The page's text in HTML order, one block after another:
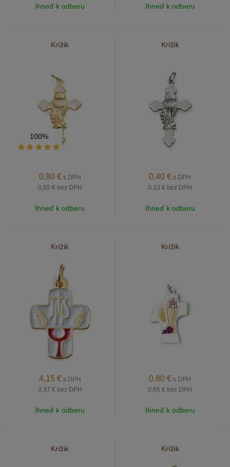
Ihneď k odberu Ihneď k odberu
Krížik
100%
0,80 € s DPH
0,65 € bez DPH
Ihneď k odberu
Krížik
0,40 € s DPH
0,33 € bez DPH
Ihneď k odberu
Krížik
4,15 € s DPH
3,37 € bez DPH
Ihneď k odberu
Krížik
0,80 € s DPH
0,65 € bez DPH
Ihneď k odberu
Krížik Krížik